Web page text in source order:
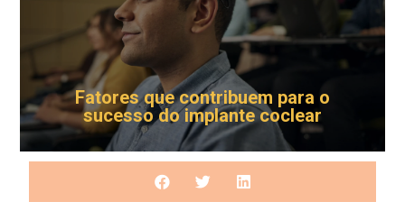
Fatores que contribuem para o
sucesso do implante coclear